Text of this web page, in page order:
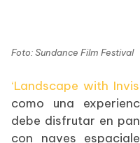
Foto: Sundance Film Festival
‘Landscape with
como una
debe disfrutar en
con naves